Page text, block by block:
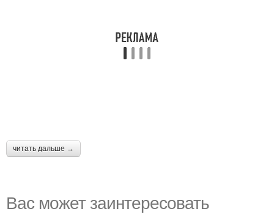
читать дальше →
Вас может заинтересовать